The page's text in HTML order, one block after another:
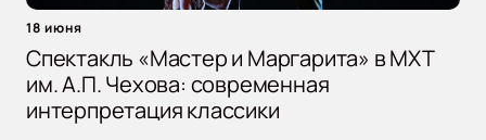
18 июня
Спектакль «Мастер и Маргарита» в МХТ
им. А.П. Чехова: современная
интерпретация классики